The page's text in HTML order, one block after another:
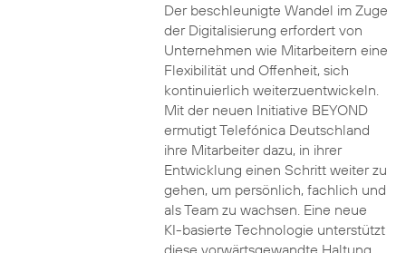
Der beschleunigte Wandel im Zuge
der Digitalisierung erfordert von
Unternehmen wie Mitarbeitern eine
Flexibilität und Offenheit, sich
kontinuierlich weiterzuentwickeln.
Mit der neuen Initiative BEYOND
ermutigt Telefónica Deutschland
ihre Mitarbeiter dazu, in ihrer
Entwicklung einen Schritt weiter zu
gehen, um persönlich, fachlich und
als Team zu wachsen. Eine neue
KI-basierte Technologie unterstützt
diese vorwärtsgewandte Haltung